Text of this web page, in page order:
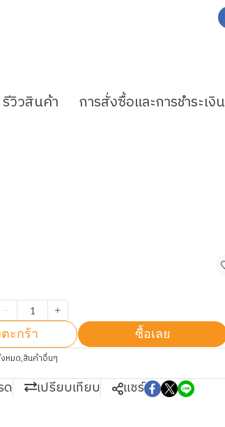
รีวิวสินค้า การสั่งซื้อและการชำระเงิน
ะกร้า ซื้อเลย
หมด,สินค้าอื่นๆ
ด เปรียบเทียบ แชร์